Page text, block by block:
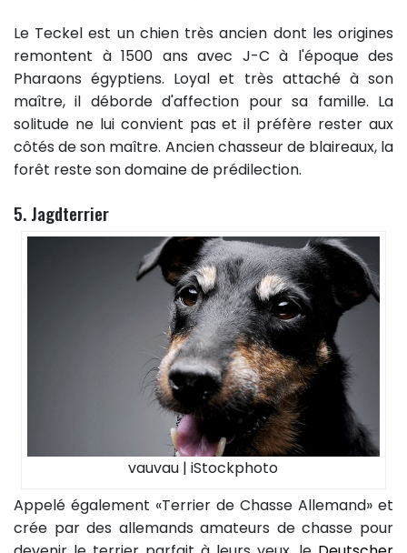
Le Teckel est un chien très ancien dont les origines
remontent à 1500 ans avec J-C à l'époque des
Pharaons égyptiens. Loyal et très attaché à son
maître, il déborde d'affection pour sa famille. La
solitude ne lui convient pas et il préfère rester aux
côtés de son maître. Ancien chasseur de blaireaux, la
forêt reste son domaine de prédilection.
5. Jagdterrier
vauvau | iStockphoto
Appelé également «Terrier de Chasse Allemand» et
crée par des allemands amateurs de chasse pour